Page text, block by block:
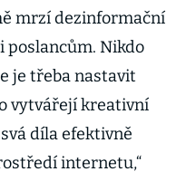
mrzí dezinformační
poslancům. Nikdo
je třeba nastavit
vytvářejí kreativní
díla efektivně
internetu,“